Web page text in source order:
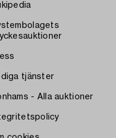
tjänster
- Alla auktioner